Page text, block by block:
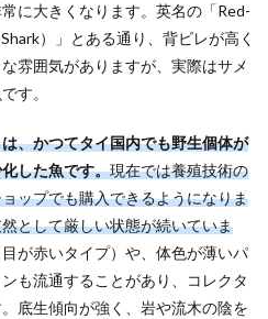
に大きくなります。英名の「Red-
）」とある通り、背ビレが高く
雰囲気がありますが、実際はサメ
す。
、かつてタイ国内でも野生個体が
した魚です。現在では養殖技術の
ップでも購入できるようになりま
として厳しい状態が続いていま
が赤いタイプ）や、体色が薄いパ
も流通することがあり、コレクタ
底生傾向が強く、岩や流木の陰を